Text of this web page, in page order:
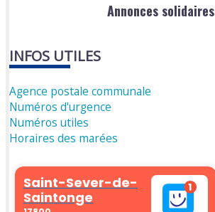
Annonces solidaires
INFOS UTILES
Agence postale communale
Numéros d'urgence
Numéros utiles
Horaires des marées